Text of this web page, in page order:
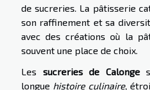
de sucreries. La pâtisserie
son raffinement et sa
avec des créations où la
souvent une place de choix.
Les sucreries de Calonge
longue histoire culinaire,